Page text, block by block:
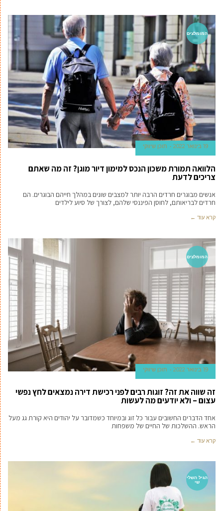
המומלצים
19 בינואר 2022 תוכן שיווקי
הלוואה תמורת משכון הנכס למימון דיור מוגן? זה מה שאתם
צריכים לדעת
אנשים מבוגרים חרדים הרבה יותר למצבים שונים במהלך חייהם הבוגרים. הם
חרדים לבריאותם, לחוסן הפיננסי שלהם, לצורך של סיוע לילדים
קרא עוד ←
המומלצים
19 בינואר 2022 תוכן שיווקי
זה שווה את זה? זוגות רבים לפני רכישת דירה נמצאים לחץ נפשי
עצום – ולא יודעים מה לעשות
אחד הדברים החשובים עבור כל זוג ובמיוחד כשמדובר על יהודים היא קורת גג מעל
הראש. ההשלכות של החיים של משפחות
קרא עוד ←
הגיל השלי
שי